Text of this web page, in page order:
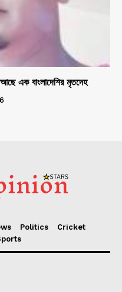
এক বাংলাদেশির মৃতদেহ
Politics
Cricket